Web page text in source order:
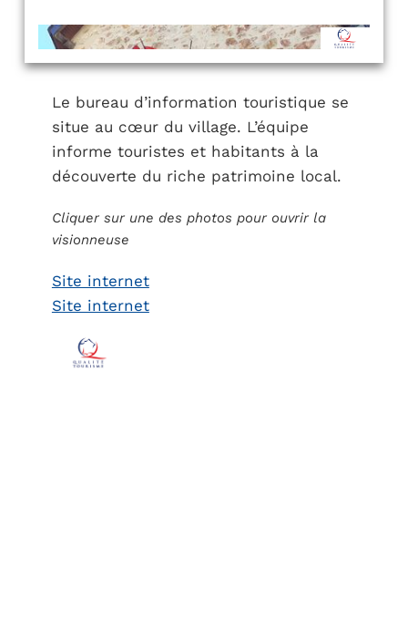
Le bureau d’information touristique se
situe au cœur du village. L’équipe
informe touristes et habitants à la
découverte du riche patrimoine local.
Cliquer sur une des photos pour ouvrir la
visionneuse
Site internet
Site internet